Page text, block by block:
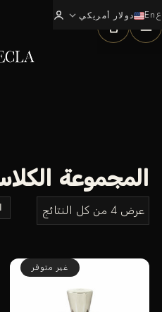
عEn دولار أمريكيexpand_more
المجموعة
عرض ⁦4⁩ من كل النتائج
غير متوفر